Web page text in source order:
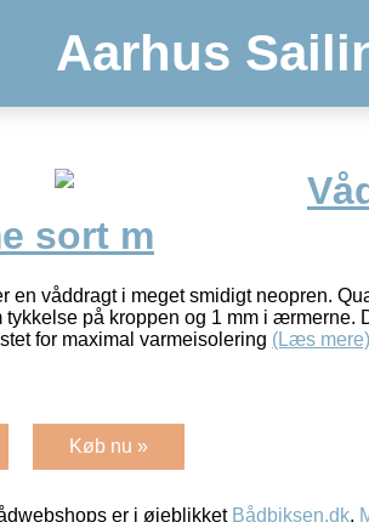
Aarhus
sort m
en våddragt i meget smidigt neopren.
på kroppen og 1 mm i ærmerne.
for maximal varmeisolering (Læs mere)
Køb nu »
er i øjeblikket Bådbiksen.dk,